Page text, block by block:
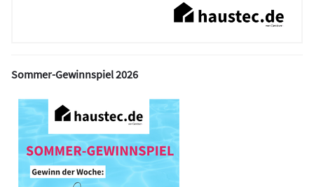
Sommer-Gewinnspiel 2026